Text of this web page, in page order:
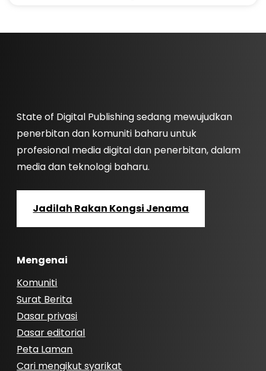
State of Digital Publishing sedang mewujudkan
penerbitan dan komuniti baharu untuk
profesional media digital dan penerbitan, dalam
media dan teknologi baharu.
Jadilah Rakan Kongsi Jenama
Mengenai
Komuniti
Surat Berita
Dasar privasi
Dasar editorial
Peta Laman
Cari mengikut syarikat